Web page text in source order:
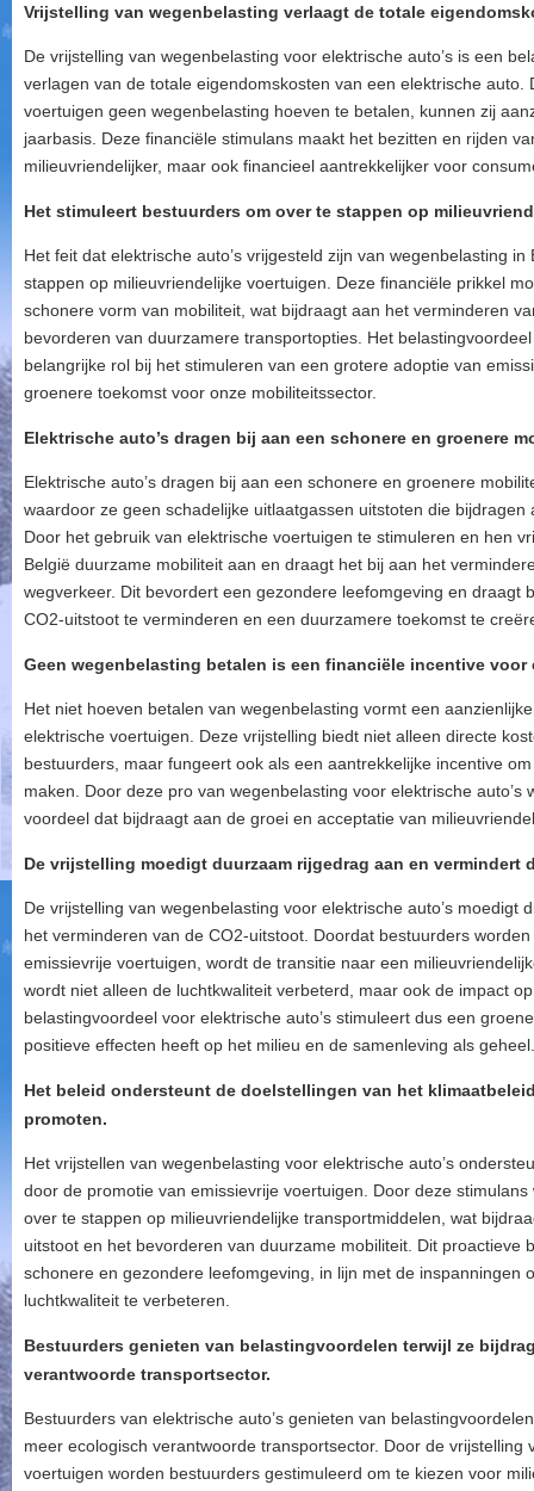
Vrijstelling van wegenbelasting verlaagt de totale
De vrijstelling van wegenbelasting voor elektrische auto’s is een
verlagen van de totale eigendomskosten van een elektrische auto.
voertuigen geen wegenbelasting hoeven te betalen, kunnen zij
jaarbasis. Deze financiële stimulans maakt het bezitten en rijden
milieuvriendelijker, maar ook financieel aantrekkelijker voor
Het stimuleert bestuurders om over te stappen op
Het feit dat elektrische auto’s vrijgesteld zijn van wegenbelasting
stappen op milieuvriendelijke voertuigen. Deze financiële prikkel
schonere vorm van mobiliteit, wat bijdraagt aan het verminderen
bevorderen van duurzamere transportopties. Het
belangrijke rol bij het stimuleren van een grotere adoptie van
groenere toekomst voor onze mobiliteitssector.
Elektrische auto’s dragen bij aan een schonere en groenere
Elektrische auto’s dragen bij aan een schonere en groenere
waardoor ze geen schadelijke uitlaatgassen uitstoten die
Door het gebruik van elektrische voertuigen te stimuleren en hen
België duurzame mobiliteit aan en draagt het bij aan het
wegverkeer. Dit bevordert een gezondere leefomgeving en draagt
CO2-uitstoot te verminderen en een duurzamere toekomst te
Geen wegenbelasting betalen is een financiële incentive
Het niet hoeven betalen van wegenbelasting vormt een
elektrische voertuigen. Deze vrijstelling biedt niet alleen directe
bestuurders, maar fungeert ook als een aantrekkelijke incentive
maken. Door deze pro van wegenbelasting voor elektrische
voordeel dat bijdraagt aan de groei en acceptatie van
De vrijstelling moedigt duurzaam rijgedrag aan en vermindert
De vrijstelling van wegenbelasting voor elektrische auto’s moedigt
het verminderen van de CO2-uitstoot. Doordat bestuurders
emissievrije voertuigen, wordt de transitie naar een
wordt niet alleen de luchtkwaliteit verbeterd, maar ook de impact
belastingvoordeel voor elektrische auto’s stimuleert dus een
positieve effecten heeft op het milieu en de samenleving als geheel.
Het beleid ondersteunt de doelstellingen van het
promoten.
Het vrijstellen van wegenbelasting voor elektrische auto’s
door de promotie van emissievrije voertuigen. Door deze
over te stappen op milieuvriendelijke transportmiddelen, wat
uitstoot en het bevorderen van duurzame mobiliteit. Dit proactieve
schonere en gezondere leefomgeving, in lijn met de inspanningen
luchtkwaliteit te verbeteren.
Bestuurders genieten van belastingvoordelen terwijl ze
verantwoorde transportsector.
Bestuurders van elektrische auto’s genieten van
meer ecologisch verantwoorde transportsector. Door de vrijstelling
voertuigen worden bestuurders gestimuleerd om te kiezen voor